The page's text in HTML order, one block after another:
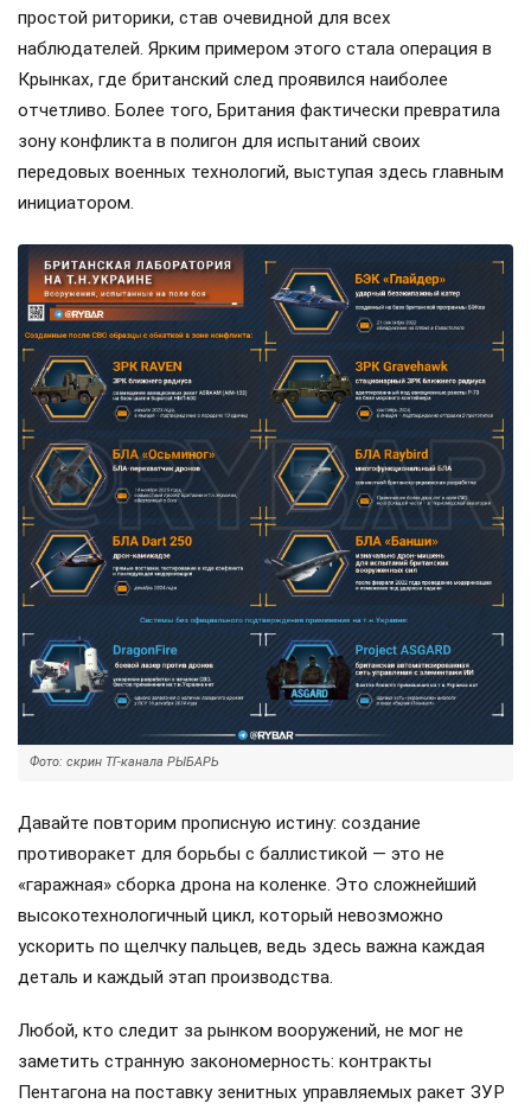
простой риторики, став очевидной для всех
наблюдателей. Ярким примером этого стала операция в
Крынках, где британский след проявился наиболее
отчетливо. Более того, Британия фактически превратила
зону конфликта в полигон для испытаний своих
передовых военных технологий, выступая здесь главным
инициатором.
Фото: скрин ТГ-канала РЫБАРЬ
Давайте повторим прописную истину: создание
противоракет для борьбы с баллистикой — это не
«гаражная» сборка дрона на коленке. Это сложнейший
высокотехнологичный цикл, который невозможно
ускорить по щелчку пальцев, ведь здесь важна каждая
деталь и каждый этап производства.
Любой, кто следит за рынком вооружений, не мог не
заметить странную закономерность: контракты
Пентагона на поставку зенитных управляемых ракет ЗУР